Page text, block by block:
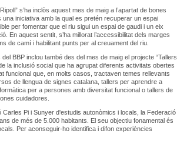
s’ha inclòs aquest mes de maig a l’apartat de bones
una iniciativa amb la qual es pretén recuperar un espai
per fomentar que el riu sigui un espai de gaudi i un eix
En aquest sentit, s’ha millorat l’accessibilitat dels marges
de camí i habilitant punts per al creuament del riu.
BBP inclou també des del mes de maig el projecte “Tallers
la inclusió social que ha agrupat diferents activitats obertes
funcional que, en molts casos, tractaven temes rellevants
de llengua de signes catalana, tallers per aprendre a
per a persones amb diversitat funcional o tallers de
cuidadores.
Pi i Sunyer d'estudis autonòmics i locals, la Federació
de més de 5.000 habitants. El seu objectiu fonamental és
Per aconseguir-ho identifica i difon experiències